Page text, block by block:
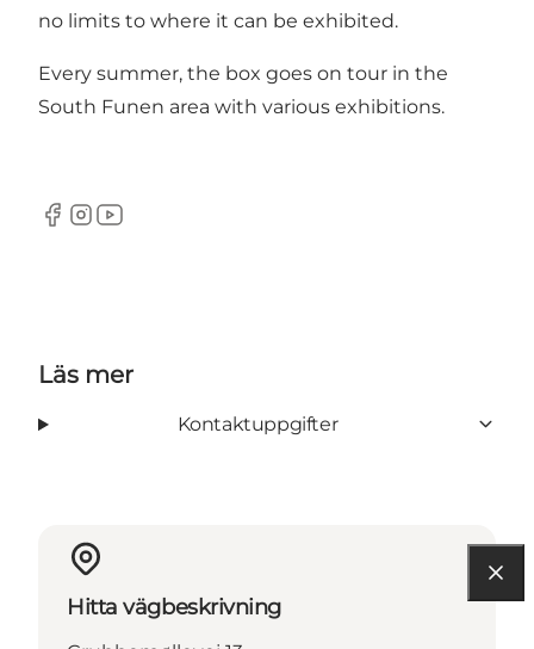
no limits to where it can be exhibited.
Every summer, the box goes on tour in the
South Funen area with various exhibitions.
Facebook
Instagram
Youtube
Läs mer
Kontaktuppgifter
Hitta vägbeskrivning